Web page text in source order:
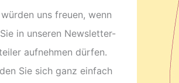
uns freuen, wenn
in unseren Newsletter-
aufnehmen dürfen.
Sie sich ganz einfach